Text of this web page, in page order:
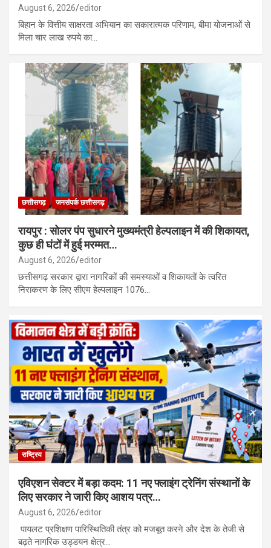
August 6, 2026 editor
बिहान के वित्तीय साक्षरता अभियान का सकारात्मक परिणाम, बीमा योजनाओं से
मिला चार लाख रुपये का…
छत्तीसगढ़ जनसंपर्क छत्तीसगढ़
रायपुर : सोलर पंप सुधारने मुख्यमंत्री हेल्पलाइन में की शिकायत,
कुछ ही घंटों में हुई मरम्मत…
August 6, 2026 editor
छत्तीसगढ़ सरकार द्वारा नागरिकों की समस्याओं व शिकायतों के त्वरित
निराकरण के लिए सीएम हेल्पलाइन 1076…
राष्ट्रिय
एविएशन सेक्टर में बड़ा कदम: 11 नए फ्लाइंग ट्रेनिंग संस्थानों के
लिए सरकार ने जारी किए आशय पत्र…
August 6, 2026 editor
पायलट प्रशिक्षण पारिस्थितिकी तंत्र को मजबूत करने और देश के तेजी से
बढ़ते नागरिक उड्डयन क्षेत्र…